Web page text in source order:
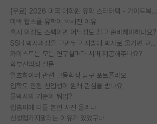
[무료] 2026 미국 대학원 유학 스타터팩 - 가이드북 & 합격자 컨택메일 템플릿
미박 탑스쿨 유학이 빡세진 이유
혹시 이정도 스펙이면 어느정도 잡고 준비해야하나요?
SSH 박사과정을 그만두고 지방대 박사로 옮기면 교수의 꿈은 끝일까요?
카이스트는 모든 연구실마다 서버 제공해주나요?
학부신입생 질문
알츠하이머 관련 고등학생 탐구 포트폴리오
입학도 안한 신입생이 원래 관심을 받나요
물박사의 기준이 뭐임?
랩홈피에 다들 본인 사진 올리냐
신생랩가지말라는 이유가 있었구나